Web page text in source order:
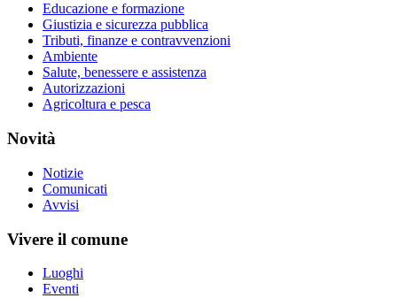
Educazione e formazione
Giustizia e sicurezza pubblica
Tributi, finanze e contravvenzioni
Ambiente
Salute, benessere e assistenza
Autorizzazioni
Agricoltura e pesca
Novità
Notizie
Comunicati
Avvisi
Vivere il comune
Luoghi
Eventi